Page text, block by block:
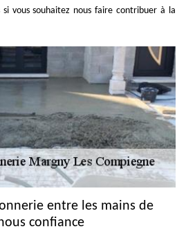
vous souhaitez nous faire contribuer à la
entre les mains de
confiance